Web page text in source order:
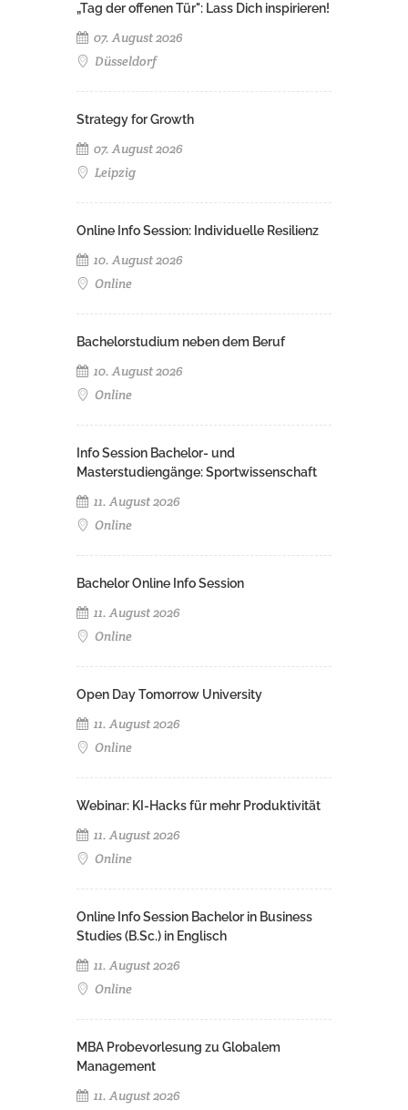
„Tag der offenen Tür": Lass Dich inspirieren!
07. August 2026
Düsseldorf
Strategy for Growth
07. August 2026
Leipzig
Online Info Session: Individuelle Resilienz
10. August 2026
Online
Bachelorstudium neben dem Beruf
10. August 2026
Online
Info Session Bachelor- und
Masterstudiengänge: Sportwissenschaft
11. August 2026
Online
Bachelor Online Info Session
11. August 2026
Online
Open Day Tomorrow University
11. August 2026
Online
Webinar: KI-Hacks für mehr Produktivität
11. August 2026
Online
Online Info Session Bachelor in Business
Studies (B.Sc.) in Englisch
11. August 2026
Online
MBA Probevorlesung zu Globalem
Management
11. August 2026